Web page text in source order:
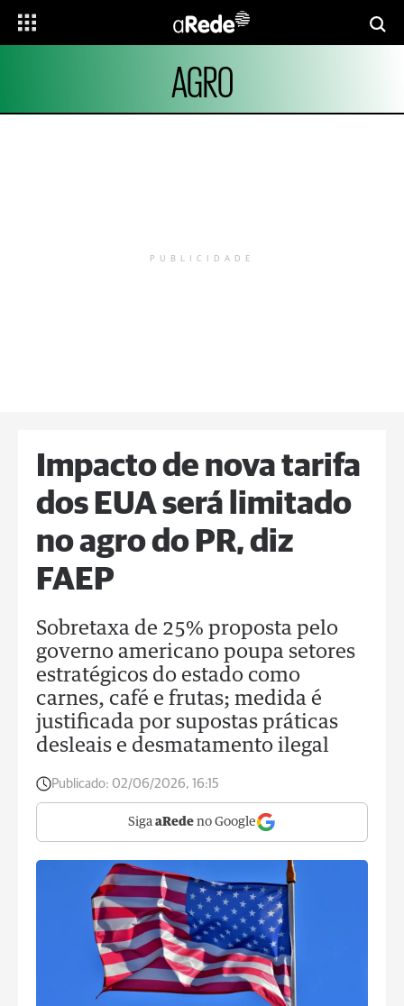
AGRO
PUBLICIDADE
Impacto de nova tarifa
dos EUA será limitado
no agro do PR, diz
FAEP
Sobretaxa de 25% proposta pelo
governo americano poupa setores
estratégicos do estado como
carnes, café e frutas; medida é
justificada por supostas práticas
desleais e desmatamento ilegal
Publicado: 02/06/2026, 16:15
Siga aRede no Google